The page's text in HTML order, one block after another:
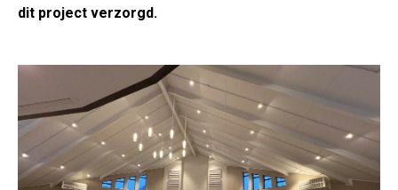
dit project verzorgd.